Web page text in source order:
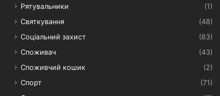
Рятувальники
(1)
Святкування
(48)
Соціальний захист
(83)
Споживач
(43)
Споживчий кошик
(2)
Спорт
(71)